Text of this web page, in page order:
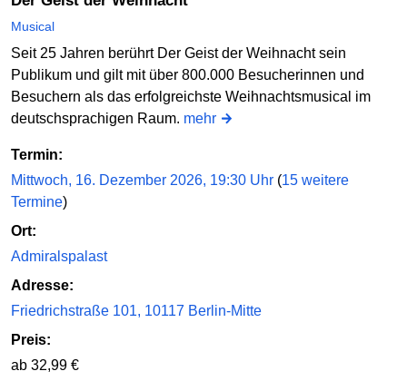
Musical
Seit 25 Jahren berührt Der Geist der Weihnacht sein
Publikum und gilt mit über 800.000 Besucherinnen und
Besuchern als das erfolgreichste Weihnachtsmusical im
deutschsprachigen Raum. mehr
Termin:
Mittwoch, 16. Dezember 2026, 19:30 Uhr (15 weitere
Termine)
Ort:
Admiralspalast
Adresse:
Friedrichstraße 101, 10117 Berlin-Mitte
Preis:
ab 32,99 €